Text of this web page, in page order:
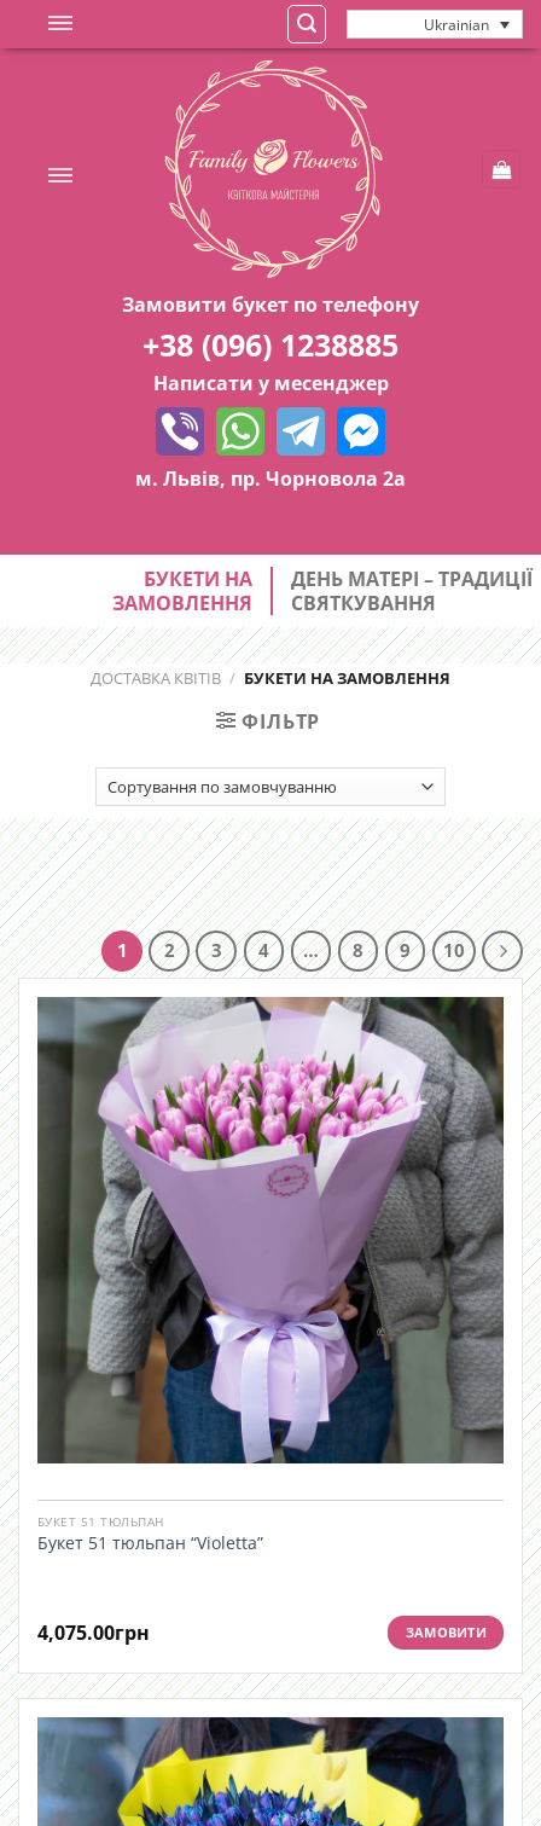
to
Ukrainian
Замовити букет по телефону
+38 (096) 1238885
Написати у месенджер
м. Львів, пр. Чорновола 2а
БУКЕТИ НА
ЗАМОВЛЕННЯ
ДЕНЬ МАТЕРІ – ТРАДИЦІЇ
СВЯТКУВАННЯ
ДОСТАВКА КВІТІВ / БУКЕТИ НА ЗАМОВЛЕННЯ
ФІЛЬТР
1 2 3 4 … 8 9 10
БУКЕТ 51 ТЮЛЬПАН
Букет 51 тюльпан “Violetta”
4,075.00грн ЗАМОВИТИ